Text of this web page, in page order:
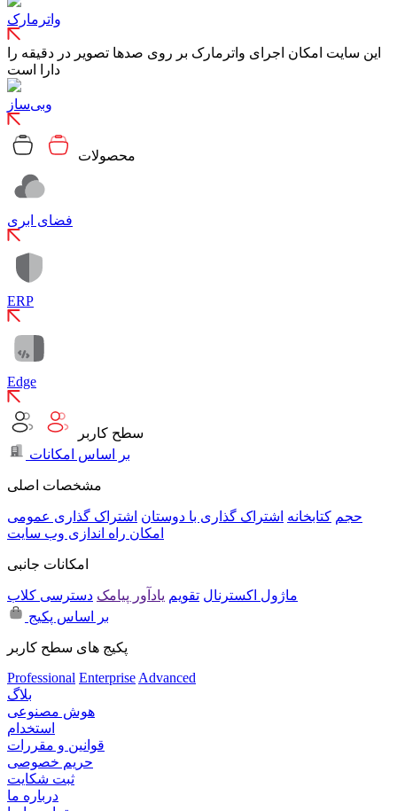
واترمارک
این سایت امکان اجرای واترمارک بر روی صدها تصویر در دقیقه را
دارا است
وبی‌ساز
محصولات
فضای ابری
ERP
Edge
سطح کاربر
بر اساس امکانات
مشخصات اصلی
حجم کتابخانه اشتراک گذاری با دوستان اشتراک گذاری عمومی
امکان راه اندازی وب سایت
امکانات جانبی
ماژول اکسترنال تقویم یادآور پیامک دسترسی کلاب
بر اساس پکیج
پکیج های سطح کاربر
Professional EnterpriseAdvanced
بلاگ
هوش مصنوعی
استخدام
قوانین و مقررات
حریم خصوصی
ثبت شکایت
درباره ما